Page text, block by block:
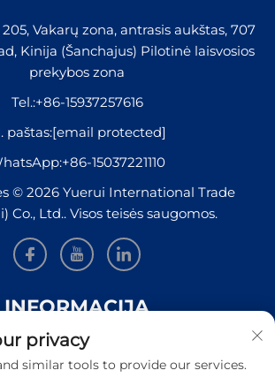
Vakarų zona, antrasis aukštas, 707
Kinija (Šanchajus) Pilotinė laisvosios
prekybos zona
Tel.:+86-15937257616
paštas:[email protected]
+86-15037221110
© 2026 Yuerui International Trade
Co., Ltd.. Visos teisės saugomos.
INFORMACIJA
kad gautumėte mūsų savaitinį
naujienlaiškį
privacy
similar tools to provide our services.